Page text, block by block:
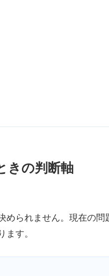
きの判断軸
られません。現在の
す。